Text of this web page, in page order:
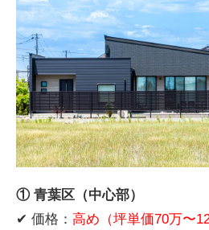
① 青葉区（中心部）
✔ 価格： 高め（坪単価70万〜